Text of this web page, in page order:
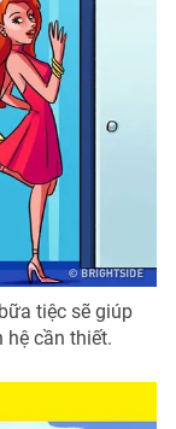
có sự chấp
phát hành lại
tiệc sẽ giúp
hệ cần thiết.